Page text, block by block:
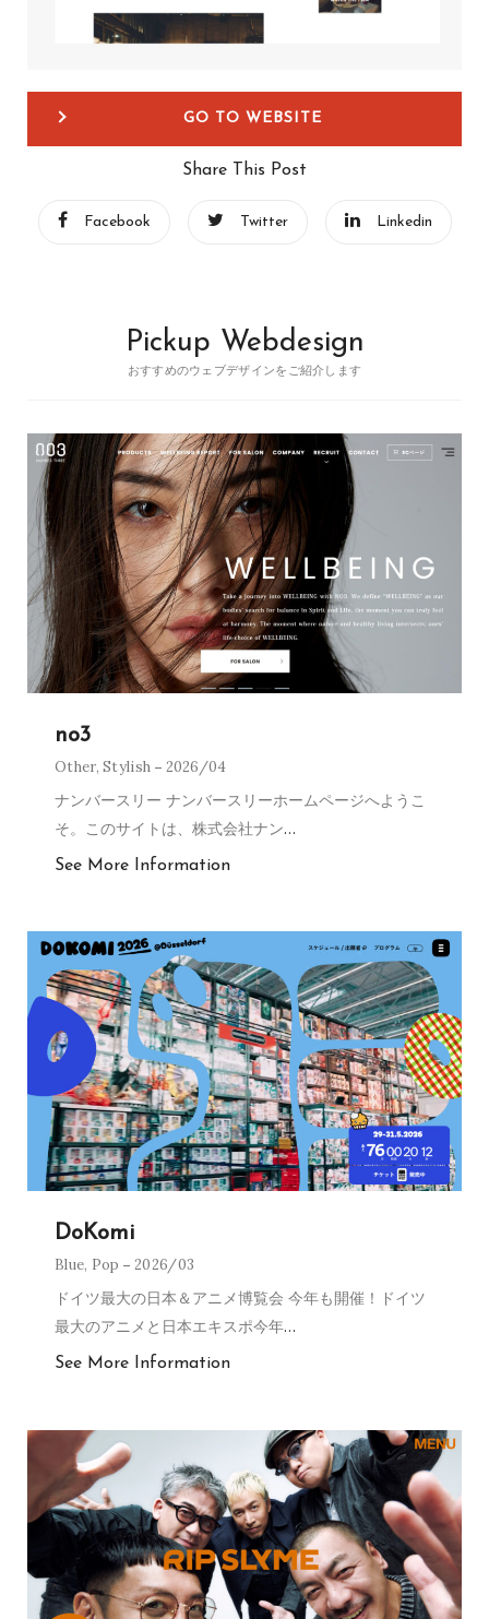
GO TO WEBSITE
Share This Post
Facebook Twitter Linkedin
Pickup Webdesign
おすすめのウェブデザインをご紹介します
no3
Other,Stylish 2026/04
ナンバースリー ナンバースリーホームページへようこ
そ。このサイトは、株式会社ナン…
See More Information
DoKomi
Blue, Pop 2026/03
ドイツ最大の日本＆アニメ博覧会 今年も開催！ドイツ
最大のアニメと日本エキスポ今年…
See More Information